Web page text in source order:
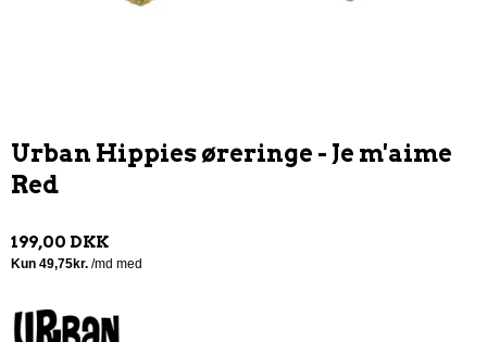
Urban Hippies øreringe - Je m'aime
Red
199,00 DKK